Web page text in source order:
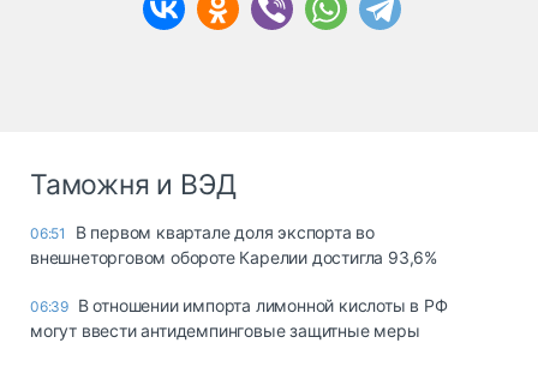
Таможня и ВЭД
06:51
В первом квартале доля экспорта во
внешнеторговом обороте Карелии достигла 93,6%
06:39 В отношении импорта лимонной кислоты в РФ
могут ввести антидемпинговые защитные меры